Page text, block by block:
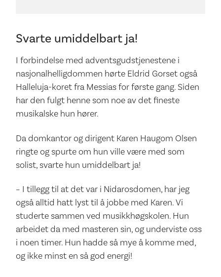
Svarte umiddelbart ja!
I forbindelse med adventsgudstjenestene i
nasjonalhelligdommen hørte Eldrid Gorset også
Halleluja-koret fra Messias for første gang. Siden
har den fulgt henne som noe av det fineste
musikalske hun hører.
Da domkantor og dirigent Karen Haugom Olsen
ringte og spurte om hun ville være med som
solist, svarte hun umiddelbart ja!
– I tillegg til at det var i Nidarosdomen, har jeg
også alltid hatt lyst til å jobbe med Karen. Vi
studerte sammen ved musikkhøgskolen. Hun
arbeidet da med masteren sin, og underviste oss
i noen timer. Hun hadde så mye å komme med,
og ikke minst en så god energi!